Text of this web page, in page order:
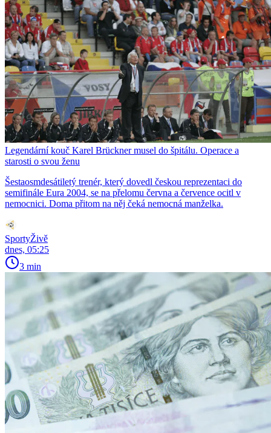
Legendární kouč Karel Brückner musel do špitálu. Operace a
starosti o svou ženu
Šestaosmdesátiletý trenér, který dovedl českou reprezentaci do
semifinále Eura 2004, se na přelomu června a července ocitl v
nemocnici. Doma přitom na něj čeká nemocná manželka.
SportyŽivě
dnes, 05:25
3 min